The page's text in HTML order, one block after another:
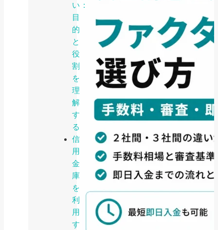
い：
目
的
と
役
割
を
理
解
す
る
信
用
金
庫
を
利
用
す